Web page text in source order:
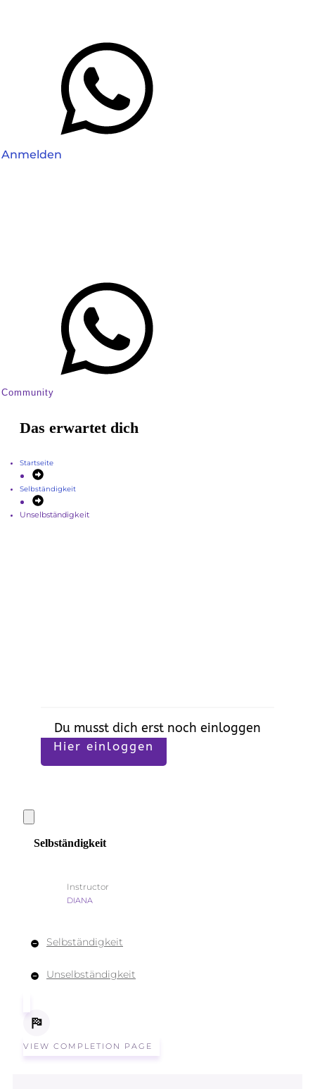
Anmelden
Community
Das erwartet dich
Startseite
Selbständigkeit
Unselbständigkeit
Du musst dich erst noch einloggen
Hier einloggen
Selbständigkeit
Instructor
DIANA
Selbständigkeit
Unselbständigkeit
VIEW COMPLETION PAGE